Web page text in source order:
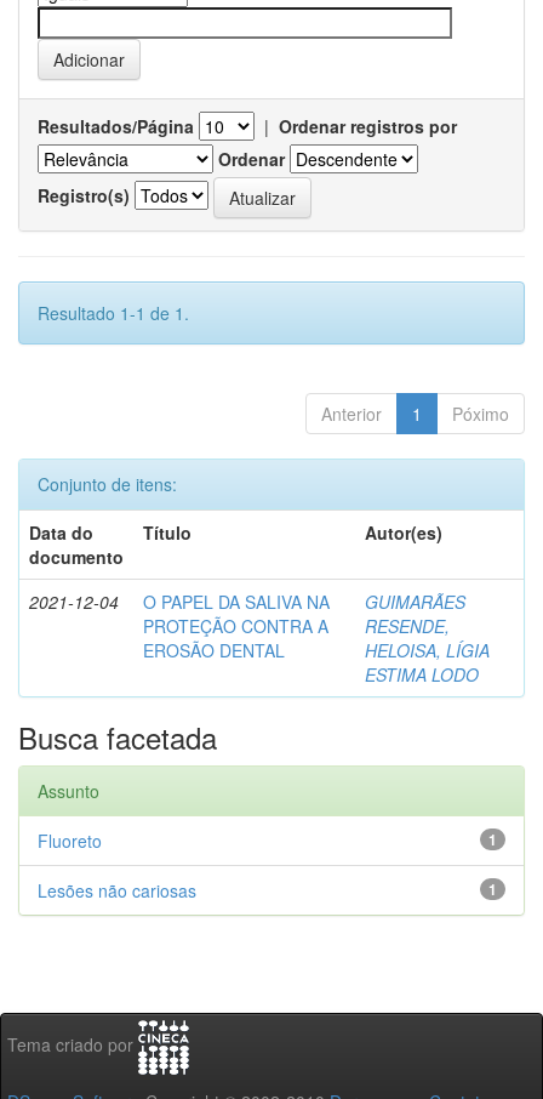
Resultados/Página | Ordenar registros por
Ordenar
Registro(s)
Resultado 1-1 de 1.
Anterior 1 Póximo
Conjunto de itens:
Data do
documento
Título Autor(es)
2021-12-04
O PAPEL DA SALIVA NA
PROTEÇÃO CONTRA A
EROSÃO DENTAL
GUIMARÃES
RESENDE,
HELOISA, LÍGIA
ESTIMA LODO
Busca facetada
Assunto
1
Fluoreto
1
Lesões não cariosas
Tema criado por